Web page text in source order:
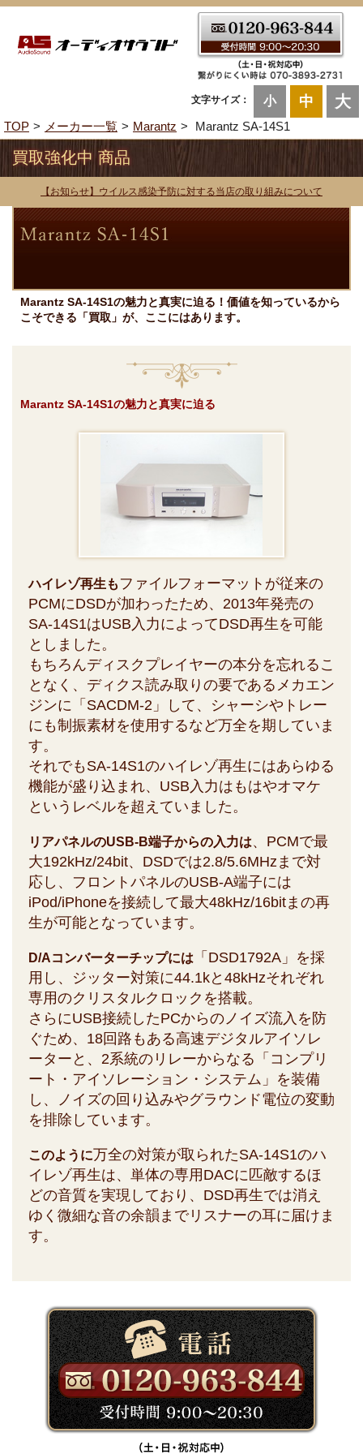
文字サイズ： 小 中 大
TOP メーカー一覧 Marantz Marantz SA-14S1
買取強化中 商品
【お知らせ】ウイルス感染予防に対する当店の取り組みについて
Marantz SA-14S1の魅力と真実に迫る！価値を知っているから
こそできる「買取」が、ここにはあります。
Marantz SA-14S1の魅力と真実に迫る
ハイレゾ再生も ファイルフォーマットが従来の
PCMにDSDが加わったため、2013年発売の
SA-14S1はUSB入力によってDSD再生を可能
としました。
もちろんディスクプレイヤーの本分を忘れるこ
となく、ディクス読み取りの要であるメカエン
ジンに「SACDM-2」して、シャーシやトレー
にも制振素材を使用するなど万全を期していま
す。
それでもSA-14S1のハイレゾ再生にはあらゆる
機能が盛り込まれ、USB入力はもはやオマケ
というレベルを超えていました。
リアパネルのUSB-B端子からの入力は、PCMで最
大192kHz/24bit、DSDでは2.8/5.6MHzまで対
応し、フロントパネルのUSB-A端子には
iPod/iPhoneを接続して最大48kHz/16bitまの再
生が可能となっています。
D/Aコンバーターチップには
「DSD1792A」を採
用し、ジッター対策に44.1kと48kHzそれぞれ
専用のクリスタルクロックを搭載。
さらにUSB接続したPCからのノイズ流入を防
ぐため、18回路もある高速デジタルアイソレ
ーターと、2系統のリレーからなる「コンプリ
ート・アイソレーション・システム」を装備
し、ノイズの回り込みやグラウンド電位の変動
を排除しています。
このように万全の対策が取られたSA-14S1のハ
イレゾ再生は、単体の専用DACに匹敵するほ
どの音質を実現しており、DSD再生では消え
ゆく微細な音の余韻までリスナーの耳に届けま
す。